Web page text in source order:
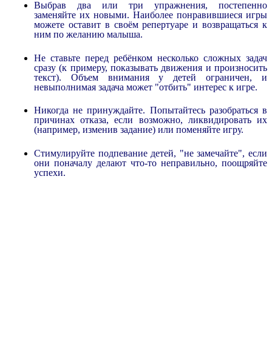
Выбрав два или три упражнения, постепенно
заменяйте их новыми. Наиболее понравившиеся игры
можете оставит в своём репертуаре и возвращаться к
ним по желанию малыша.
Не ставьте перед ребёнком несколько сложных задач
сразу (к примеру, показывать движения и произносить
текст). Объем внимания у детей ограничен, и
невыполнимая задача может "отбить" интерес к игре.
Никогда не принуждайте. Попытайтесь разобраться в
причинах отказа, если возможно, ликвидировать их
(например, изменив задание) или поменяйте игру.
Стимулируйте подпевание детей, "не замечайте", если
они поначалу делают что-то неправильно, поощряйте
успехи.